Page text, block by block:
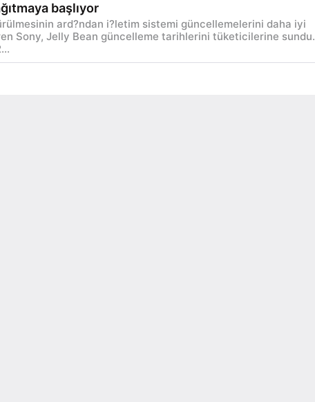
başlıyor
ard?ndan i?letim sistemi güncellemelerini daha iyi
Sony, Jelly Bean güncelleme tarihlerini tüketicilerine sundu.